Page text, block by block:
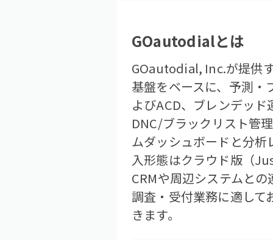
GOautodialとは
GOautodial, Inc.が提供
基盤をベースに、予測・
よびACD、ブレンデッド
DNC/ブラックリスト管
ムダッシュボードと分
入形態はクラウド版（
CRMや周辺システムと
調査・受付業務に適して
きます。